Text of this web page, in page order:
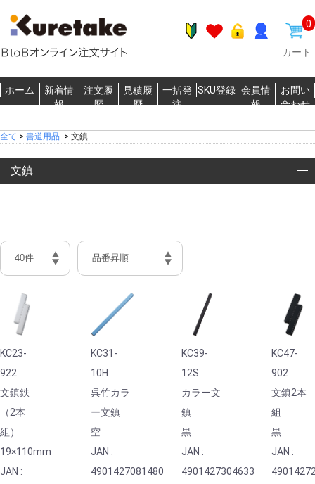
0
カート
ホーム
新着情
報
注文履
歴
見積履
歴
一括発
注
SKU登録 会員情
報
お問い
合わせ
全て > 書道用品 > 文鎮
文鎮
KC23-
922
文鎮鉄
（2本
組）
19×110mm
JAN :
KC31-
10H
呉竹カラ
ー文鎮
空
JAN :
4901427081480
KC39-
12S
カラー文
鎮
黒
JAN :
4901427304633
KC47-
902
文鎮2本
組
黒
JAN :